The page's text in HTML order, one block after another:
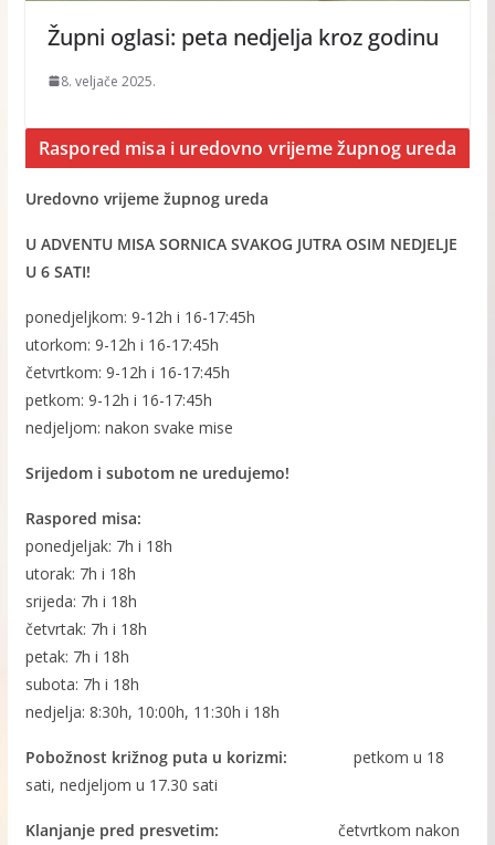
Župni oglasi: peta nedjelja kroz godinu
8. veljače 2025.
Raspored misa i uredovno vrijeme župnog ureda
Uredovno vrijeme župnog ureda
U ADVENTU MISA SORNICA SVAKOG JUTRA OSIM NEDJELJE
U 6 SATI!
ponedjeljkom: 9-12h i 16-17:45h
utorkom: 9-12h i 16-17:45h
četvrtkom: 9-12h i 16-17:45h
petkom: 9-12h i 16-17:45h
nedjeljom: nakon svake mise
Srijedom i subotom ne uredujemo!
Raspored misa:
ponedjeljak: 7h i 18h
utorak: 7h i 18h
srijeda: 7h i 18h
četvrtak: 7h i 18h
petak: 7h i 18h
subota: 7h i 18h
nedjelja: 8:30h, 10:00h, 11:30h i 18h
Pobožnost križnog puta u korizmi: petkom u 18
sati, nedjeljom u 17.30 sati
Klanjanje pred presvetim: četvrtkom nakon